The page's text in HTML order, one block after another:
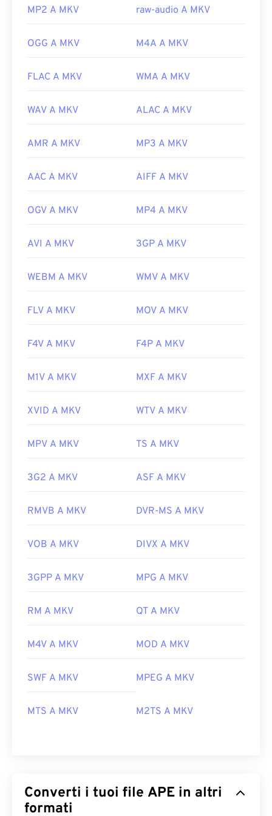
Sviluppato da:
Link utili:
MP2 A MKV raw-audio A MKV
OGG A MKV M4A A MKV
FLAC A MKV WMA A MKV
WAV A MKV ALAC A MKV
AMR A MKV MP3 A MKV
AAC A MKV AIFF A MKV
OGV A MKV MP4 A MKV
AVI A MKV 3GP A MKV
WEBM A MKV WMV A MKV
FLV A MKV MOV A MKV
F4V A MKV F4P A MKV
M1V A MKV MXF A MKV
XVID A MKV WTV A MKV
MPV A MKV TS A MKV
3G2 A MKV ASF A MKV
RMVB A MKV DVR-MS A MKV
VOB A MKV DIVX A MKV
3GPP A MKV MPG A MKV
RM A MKV QT A MKV
M4V A MKV MOD A MKV
SWF A MKV MPEG A MKV
MTS A MKV M2TS A MKV
Converti i tuoi file APE in altri
formati